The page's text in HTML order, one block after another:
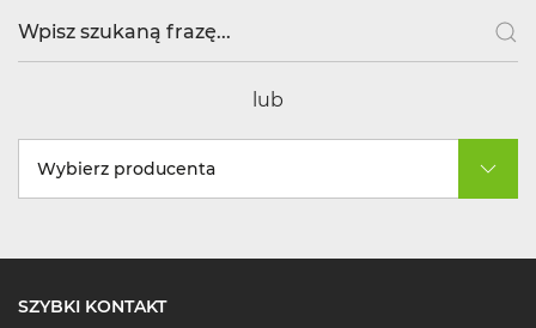
lub
Wybierz producenta
SZYBKI KONTAKT